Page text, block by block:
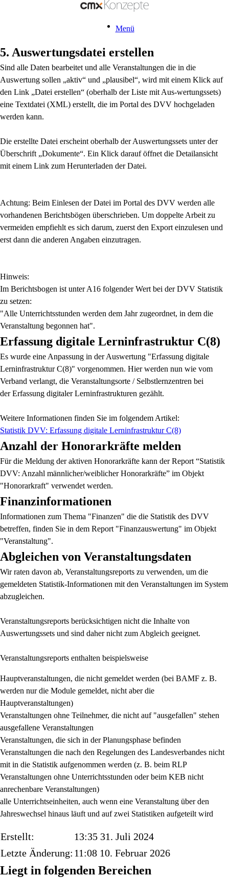
Menü
5. Auswertungsdatei erstellen
Sind alle Daten bearbeitet und alle Veranstaltungen die in die
Auswertung sollen „aktiv“ und „plausibel“, wird mit einem Klick auf
den Link „Datei erstellen“ (oberhalb der Liste mit Aus-wertungssets)
eine Textdatei (XML) erstellt, die im Portal des DVV hochgeladen
werden kann.
Die erstellte Datei erscheint oberhalb der Auswertungssets unter der
Überschrift „Dokumente“. Ein Klick darauf öffnet die Detailansicht
mit einem Link zum Herunterladen der Datei.
Achtung: Beim Einlesen der Datei im Portal des DVV werden alle
vorhandenen Berichtsbögen überschrieben. Um doppelte Arbeit zu
vermeiden empfiehlt es sich darum, zuerst den Export einzulesen und
erst dann die anderen Angaben einzutragen.
Hinweis:
Im Berichtsbogen ist unter A16 folgender Wert bei der DVV Statistik
zu setzen:
"Alle Unterrichtsstunden werden dem Jahr zugeordnet, in dem die
Veranstaltung begonnen hat".
Erfassung digitale Lerninfrastruktur C(8)
Es wurde eine Anpassung in der Auswertung "Erfassung digitale
Lerninfrastruktur C(8)" vorgenommen. Hier werden nun wie vom
Verband verlangt, die Veranstaltungsorte / Selbstlernzentren bei
der Erfassung digitaler Lerninfrastrukturen gezählt.
Weitere Informationen finden Sie im folgendem Artikel:
Statistik DVV: Erfassung digitale Lerninfrastruktur C(8)
Anzahl der Honorarkräfte melden
Für die Meldung der aktiven Honorarkräfte kann der Report “Statistik
DVV: Anzahl männlicher/weiblicher Honorarkräfte” im Objekt
"Honorarkraft" verwendet werden.
Finanzinformationen
Informationen zum Thema "Finanzen" die die Statistik des DVV
betreffen, finden Sie in dem Report "Finanzauswertung" im Objekt
"Veranstaltung".
Abgleichen von Veranstaltungsdaten
Wir raten davon ab, Veranstaltungsreports zu verwenden, um die
gemeldeten Statistik-Informationen mit den Veranstaltungen im System
abzugleichen.
Veranstaltungsreports berücksichtigen nicht die Inhalte von
Auswertungssets und sind daher nicht zum Abgleich geeignet.
Veranstaltungsreports enthalten beispielsweise
Hauptveranstaltungen, die nicht gemeldet werden (bei BAMF z. B.
werden nur die Module gemeldet, nicht aber die
Hauptveranstaltungen)
Veranstaltungen ohne Teilnehmer, die nicht auf "ausgefallen" stehen
ausgefallene Veranstaltungen
Veranstaltungen, die sich in der Planungsphase befinden
Veranstaltungen die nach den Regelungen des Landesverbandes nicht
mit in die Statistik aufgenommen werden (z. B. beim RLP
Veranstaltungen ohne Unterrichtsstunden oder beim KEB nicht
anrechenbare Veranstaltungen)
alle Unterrichtseinheiten, auch wenn eine Veranstaltung über den
Jahreswechsel hinaus läuft und auf zwei Statistiken aufgeteilt wird
Erstellt:
13:35 31. Juli 2024
Letzte Änderung: 11:08 10. Februar 2026
Liegt in folgenden Bereichen